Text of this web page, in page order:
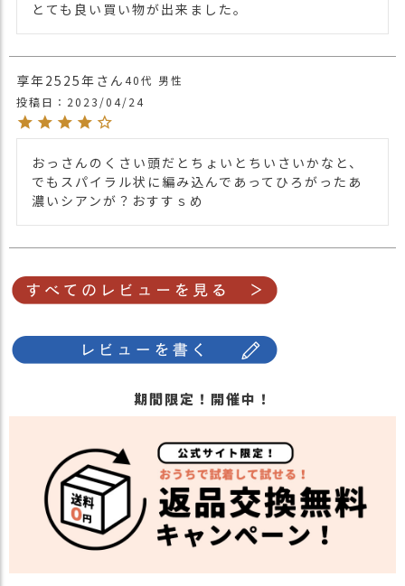
享年2525年 40代 男性
投稿日
2023/04/24
おっさんのくさい頭だとちょいとちいさいかなと、
でもスパイラル状に編み込んであってひろがったあ
濃いシアンが？おすすｓめ
期間限定！開催中！